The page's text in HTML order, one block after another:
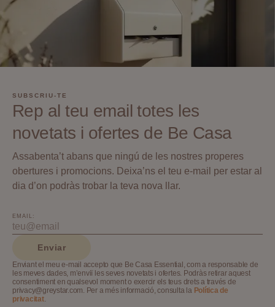
SUBSCRIU-TE
Rep al teu email totes les
novetats i ofertes de Be Casa
Assabenta’t abans que ningú de les nostres properes
obertures i promocions. Deixa’ns el teu e-mail per estar al
dia d’on podràs trobar la teva nova llar.
EMAIL:
Enviar
Enviant el meu e-mail accepto que Be Casa Essential, com a responsable de
les meves dades, m’enviï les seves novetats i ofertes. Podràs retirar aquest
consentiment en qualsevol moment o exercir els teus drets a través de
privacy@greystar.com. Per a més informació, consulta la Política de
privacitat.